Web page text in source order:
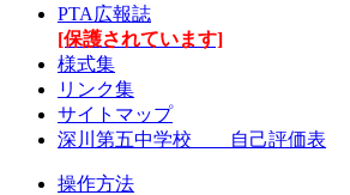
PTA広報誌
[保護されています]
様式集
リンク集
サイトマップ
深川第五中学校 自己評価表
操作方法